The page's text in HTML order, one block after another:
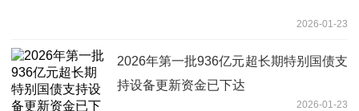
2026-01-23
2026年第一批936亿元超长期特别国债支
持设备更新资金已下达
2026-01-23